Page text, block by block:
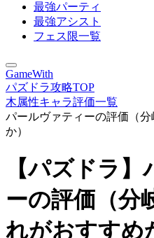
最強パーティ
最強アシスト
フェス限一覧
GameWith
パズドラ攻略TOP
木属性キャラ評価一覧
パールヴァティーの評価（
か）
【パズドラ
ーの評価（分
れがおすすめ